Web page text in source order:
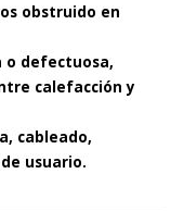
obstruido en
o defectuosa,
calefacción y
cableado,
usuario.